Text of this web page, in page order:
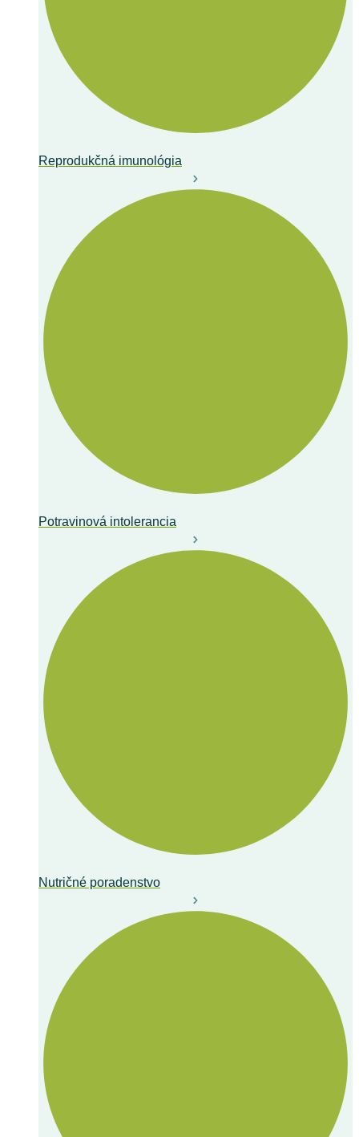
Reprodukčná imunológia
Potravinová intolerancia
Nutričné poradenstvo